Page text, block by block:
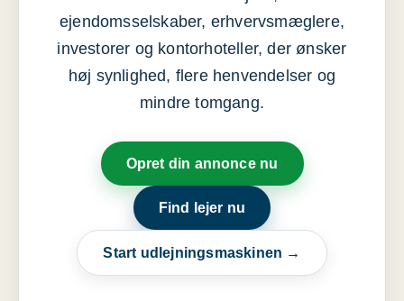
ejendomsselskaber, erhvervsmæglere,
investorer og kontorhoteller, der ønsker
høj synlighed, flere henvendelser og
mindre tomgang.
Opret din annonce nu
Find lejer nu
Start udlejningsmaskinen →